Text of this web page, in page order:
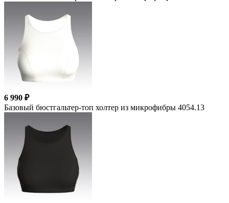
6 990 ₽
Базовый бюстгальтер-топ холтер из микрофибры 4054.13